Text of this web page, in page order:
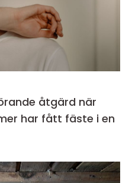
åtgärd när
har fått fäste i en